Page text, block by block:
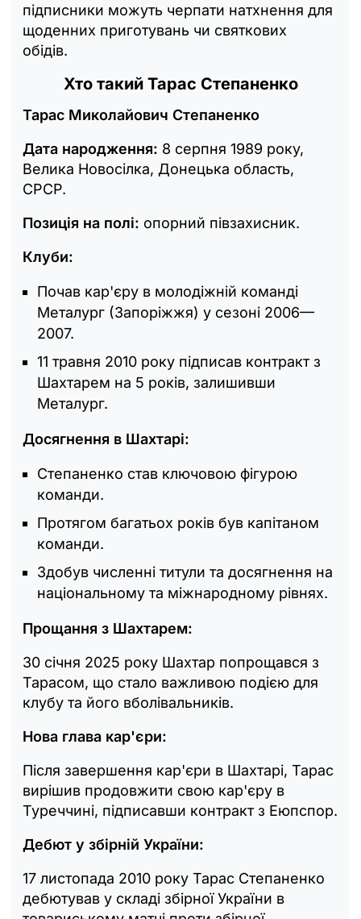
підписники можуть черпати натхнення для
щоденних приготувань чи святкових
обідів.
Хто такий Тарас Степаненко
Тарас Миколайович Степаненко
Дата народження: 8 серпня 1989 року,
Велика Новосілка, Донецька область,
СРСР.
Позиція на полі: опорний півзахисник.
Клуби:
Почав кар'єру в молодіжній команді
Металург (Запоріжжя) у сезоні 2006—
2007.
11 травня 2010 року підписав контракт з
Шахтарем на 5 років, залишивши
Металург.
Досягнення в Шахтарі:
Степаненко став ключовою фігурою
команди.
Протягом багатьох років був капітаном
команди.
Здобув численні титули та досягнення на
національному та міжнародному рівнях.
Прощання з Шахтарем:
30 січня 2025 року Шахтар попрощався з
Тарасом, що стало важливою подією для
клубу та його вболівальників.
Нова глава кар'єри:
Після завершення кар'єри в Шахтарі, Тарас
вирішив продовжити свою кар'єру в
Туреччині, підписавши контракт з Еюпспор.
Дебют у збірній України:
17 листопада 2010 року Тарас Степаненко
дебютував у складі збірної України в